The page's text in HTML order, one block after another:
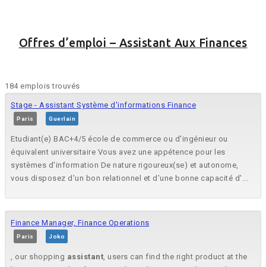
Offres d’emploi – Assistant Aux Finances
184 emplois trouvés
Stage - Assistant Système d'informations Finance
Paris Guerlain
​Etudiant(e) BAC+4/5 école de commerce ou d'ingénieur ou
équivalent universitaire​ Vous avez une appétence pour les
systèmes d'information​ De nature rigoureux(se) et autonome,
vous disposez d'un bon relationnel et d'une bonne capacité d'...
Finance Manager, Finance Operations
Paris Joko
, our shopping assistant, users can find the right product at the